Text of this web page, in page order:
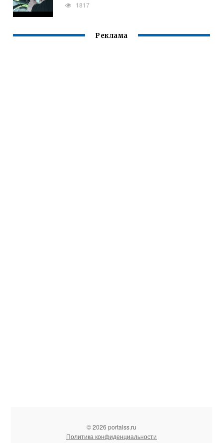
1817
Реклама
© 2026 portalss.ru
Политика конфиденциальности